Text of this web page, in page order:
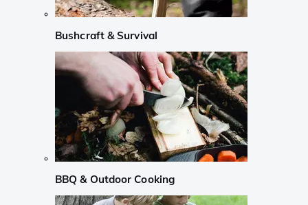
Bushcraft & Survival
BBQ & Outdoor Cooking